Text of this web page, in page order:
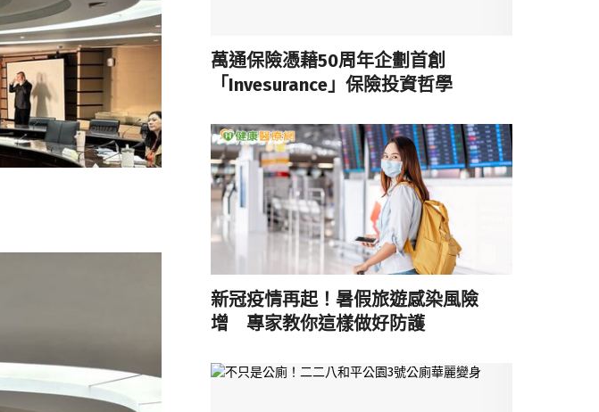
萬通保險憑藉50周年企劃首創
「Invesurance」保險投資哲學
新冠疫情再起！暑假旅遊感染風險
增 專家教你這樣做好防護